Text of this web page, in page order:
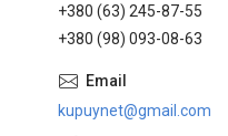
+380 (63) 245-87-55
+380 (98) 093-08-63
kupuynet@gmail.com